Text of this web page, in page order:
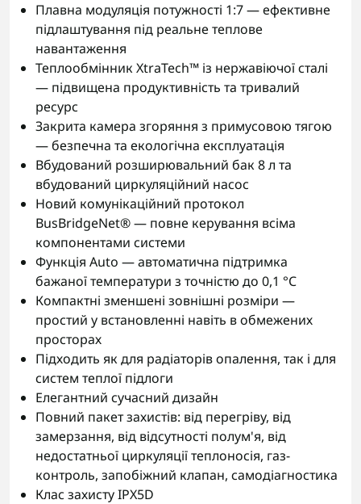
Плавна модуляція потужності 1:7 — ефективне
підлаштування під реальне теплове
навантаження
Теплообмінник XtraTech™ із нержавіючої сталі
— підвищена продуктивність та тривалий
ресурс
Закрита камера згоряння з примусовою тягою
— безпечна та екологічна експлуатація
Вбудований розширювальний бак 8 л та
вбудований циркуляційний насос
Новий комунікаційний протокол
BusBridgeNet® — повне керування всіма
компонентами системи
Функція Auto — автоматична підтримка
бажаної температури з точністю до 0,1 °C
Компактні зменшені зовнішні розміри —
простий у встановленні навіть в обмежених
просторах
Підходить як для радіаторів опалення, так і для
систем теплої підлоги
Елегантний сучасний дизайн
Повний пакет захистів: від перегріву, від
замерзання, від відсутності полум'я, від
недостатньої циркуляції теплоносія, газ-
контроль, запобіжний клапан, самодіагностика
Клас захисту IPX5D